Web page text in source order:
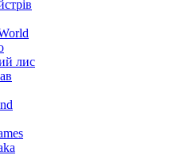
лис